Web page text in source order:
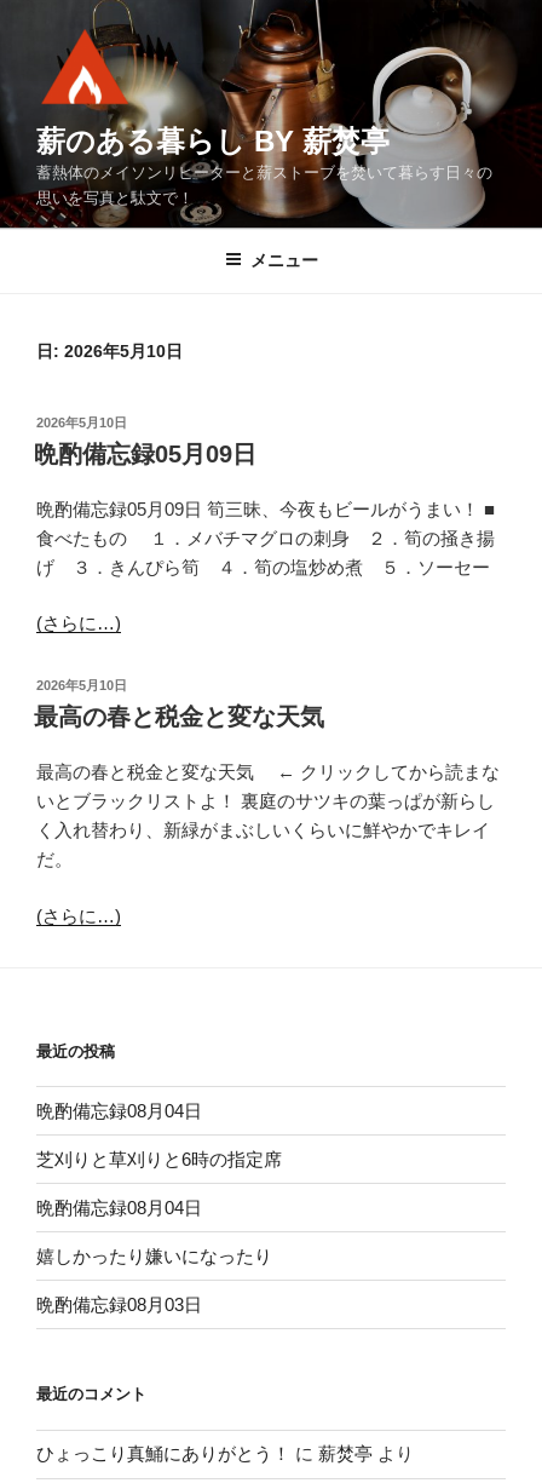
ツ
キ
薪のある暮らし BY 薪焚亭
蓄熱体のメイソンリヒーターと薪ストーブを焚いて暮らす日々の
思いを写真と駄文で！
メニュー
日: 2026年5月10日
投
稿
日:
2026年5月10日
晩酌備忘録05月09日
晩酌備忘録05月09日 筍三昧、今夜もビールがうまい！ ■
食べたもの １．メバチマグロの刺身 ２．筍の掻き揚
げ ３．きんぴら筍 ４．筍の塩炒め煮 ５．ソーセー
(さらに…)
投
稿
日:
2026年5月10日
最高の春と税金と変な天気
最高の春と税金と変な天気 ← クリックしてから読まな
いとブラックリストよ！ 裏庭のサツキの葉っぱが新らし
く入れ替わり、新緑がまぶしいくらいに鮮やかでキレイ
だ。
(さらに…)
最近の投稿
晩酌備忘録08月04日
芝刈りと草刈りと6時の指定席
晩酌備忘録08月04日
嬉しかったり嫌いになったり
晩酌備忘録08月03日
最近のコメント
ひょっこり真鯒にありがとう！ に 薪焚亭 より